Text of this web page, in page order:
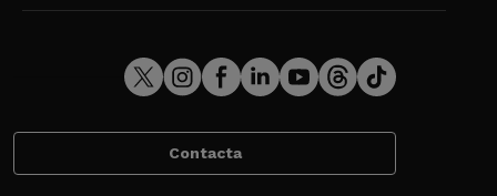
Contacta